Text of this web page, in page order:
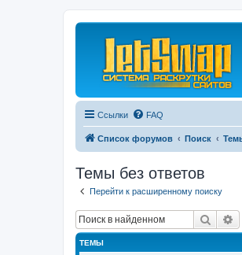
Ссылки FAQ
Список форумов Поиск
Темы без ответов
Перейти к расширенному поиску
Поиск
ТЕМЫ